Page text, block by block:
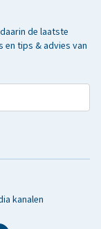
de laatste
en tips & advies van
kanalen